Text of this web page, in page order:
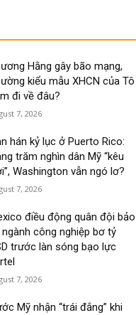
Hằng gây bão mạng,
kiểu mẫu XHCN của Tô
đi về đâu?
7, 2026
hán kỷ lục ở Puerto Rico:
trăm nghìn dân Mỹ “kêu
Washington vẫn ngó lơ?
7, 2026
điều động quân đội bảo
ngành công nghiệp bơ tỷ
trước làn sóng bạo lực
7, 2026
Mỹ nhận “trái đắng” khi